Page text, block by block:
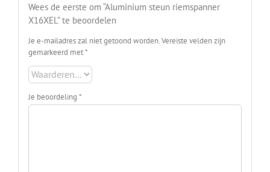
Wees de eerste om “Aluminium steun riemspanner
X16XEL” te beoordelen
Je e-mailadres zal niet getoond worden. Vereiste velden zijn
gemarkeerd met*
Je beoordeling *